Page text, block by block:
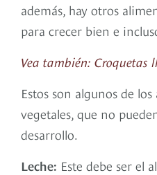
además, hay otros
para crecer bien e
Vea también: Croquetas
Estos son algunos de
vegetales, que no
desarrollo.
Leche: Este debe ser el